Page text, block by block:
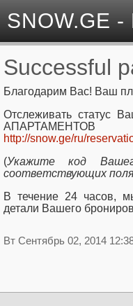
SNOW.GE
Successful
Благодарим Вас! Ваш
Отслеживать статус
http://snow.ge/ru/
(Укажите код
соответствующих
В течение 24 часов,
детали Вашего
Вт Сентябрь 02, 2014